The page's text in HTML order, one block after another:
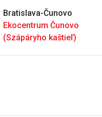
Bratislava-Čunovo
Ekocentrum Čunovo
(Szápáryho kaštieľ)